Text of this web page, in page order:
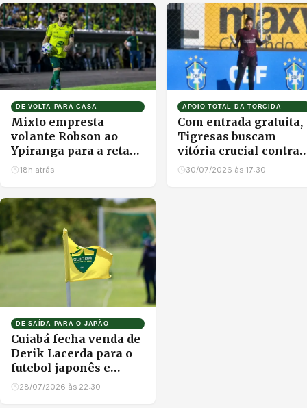
DE VOLTA PARA CASA
Mixto empresta
volante Robson ao
Ypiranga para a reta
final da Série C, mas
18h atrás
APOIO TOTAL DA TORCIDA
Com entrada gratuita,
Tigresas buscam
vitória crucial contra
Atlético-MG neste
30/07/2026 às 17:30
DE SAÍDA PARA O JAPÃO
Cuiabá fecha venda de
Derik Lacerda para o
futebol japonês e
garante lucro
28/07/2026 às 22:30